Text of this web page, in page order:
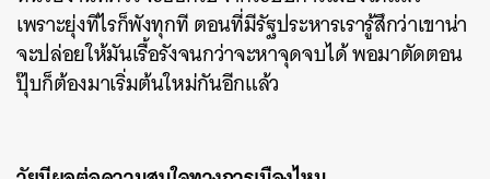
เพราะยุ่งทีไรก็พังทุกที ตอนที่มีรัฐประหารเรารู้สึกว่าเขาน่า
จะปล่อยให้มันเรื้อรังจนกว่าจะหาจุดจบได้ พอมาตัดตอน
ปุ๊บก็ต้องมาเริ่มต้นใหม่กันอีกแล้ว